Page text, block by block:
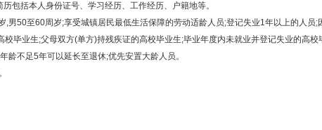
括本人身份证号、学习经历、工作经历、户籍地等。
50至60周岁;享受城镇居民最低生活保障的劳动适龄人员;登记失业1年以上的人员;
毕业生;父母双方(单方)持残疾证的高校毕业生;毕业年度内未就业并登记失业的高校
不足5年可以延长至退休;优先安置大龄人员。